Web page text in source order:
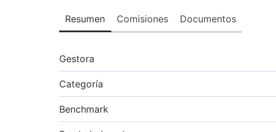
Resumen Comisiones Documentos
Gestora
Categoría
Benchmark